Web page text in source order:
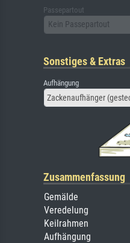
Passepartout
Kein Passepartout
Sonstiges & Extras
Aufhängung
Zackenaufhänger
Zusammenfassung
Gemälde
Veredelung
Keilrahmen
Aufhängung